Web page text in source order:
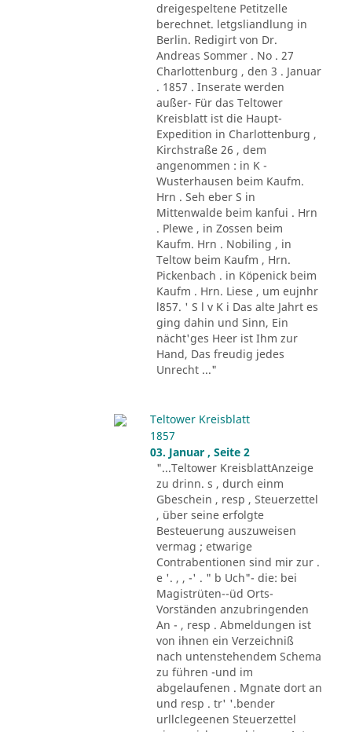
dreigespeltene Petitzelle
berechnet. letgsliandlung in
Berlin. Redigirt von Dr.
Andreas Sommer . No . 27
Charlottenburg , den 3 . Januar
. 1857 . Inserate werden
außer- Für das Teltower
Kreisblatt ist die Haupt-
Expedition in Charlottenburg ,
Kirchstraße 26 , dem
angenommen : in K -
Wusterhausen beim Kaufm.
Hrn . Seh eber S in
Mittenwalde beim kanfui . Hrn
. Plewe , in Zossen beim
Kaufm. Hrn . Nobiling , in
Teltow beim Kaufm , Hrn.
Pickenbach . in Köpenick beim
Kaufm . Hrn. Liese , um eujnhr
l857. ' S l v K i Das alte Jahrt es
ging dahin und Sinn, Ein
nächt'ges Heer ist Ihm zur
Hand, Das freudig jedes
Unrecht ..."
Teltower Kreisblatt
1857
03. Januar , Seite 2
"...Teltower KreisblattAnzeige
zu drinn. s , durch einm
Gbeschein , resp , Steuerzettel
, über seine erfolgte
Besteuerung auszuweisen
vermag ; etwarige
Contrabentionen sind mir zur .
e '. , , -' . " b Uch"- die: bei
Magistrüten--üd Orts-
Vorständen anzubringenden
An - , resp . Abmeldungen ist
von ihnen ein Verzeichniß
nach untenstehendem Schema
zu führen -und im
abgelaufenen . Mgnate dort an
und resp . tr' '.bender
urllclegeenen Steuerzettel